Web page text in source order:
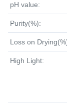
pH value:
Purity(%):
Loss on
High Light: